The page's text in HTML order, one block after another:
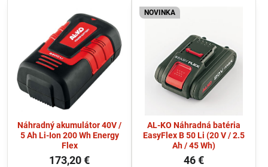
Náhradný akumulátor 40V /
5 Ah Li-Ion 200 Wh Energy
Flex
173,20 €
NOVINKA
AL-KO Náhradná batéria
EasyFlex B 50 Li (20 V / 2.5
Ah / 45 Wh)
46 €